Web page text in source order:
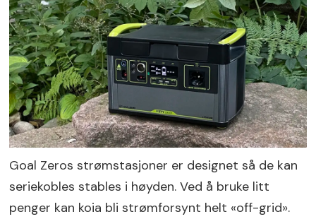
Goal Zeros strømstasjoner er designet så de kan
seriekobles stables i høyden. Ved å bruke litt
penger kan koia bli strømforsynt helt «off-grid».